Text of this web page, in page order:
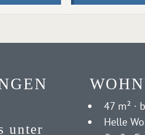
unter
47 m² ·
Helle